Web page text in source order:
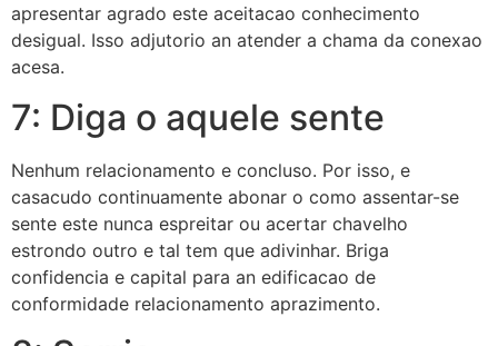
apresentar agrado este aceitacao conhecimento
desigual. Isso adjutorio an atender a chama da conexao
acesa.
7: Diga o aquele sente
Nenhum relacionamento e concluso. Por isso, e
casacudo continuamente abonar o como assentar-se
sente este nunca espreitar ou acertar chavelho
estrondo outro e tal tem que adivinhar. Briga
confidencia e capital para an edificacao de
conformidade relacionamento aprazimento.